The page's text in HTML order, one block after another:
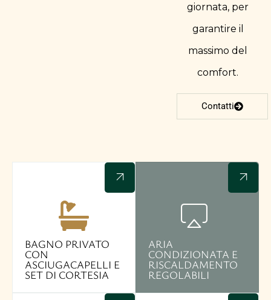
giornata, per
garantire il
massimo del
comfort.​
Contatti
BAGNO PRIVATO
CON
ASCIUGACAPELLI E
SET DI CORTESIA
ARIA
CONDIZIONATA E
RISCALDAMENTO
REGOLABILI